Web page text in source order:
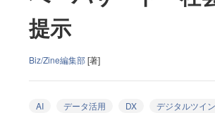
提示
Biz/Zine編集部[著]
AI データ活用 DX デジタルツイン